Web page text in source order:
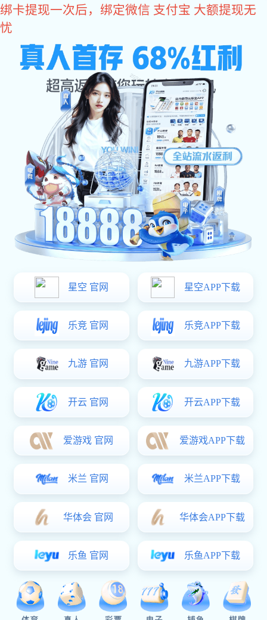
东升国际
欢迎访问东升国际设备(北京)有限公司官方网站
东升国际:
东升国际:
网站东升国际
东升国际:
关于东升国际
东升国际:
东升国际 中心
东升国际
东升国际 中心
提取设备
浓缩设备
储罐设备
过滤干燥设备
阀门管件
食（乳）品工程
发酵罐
生产线设备